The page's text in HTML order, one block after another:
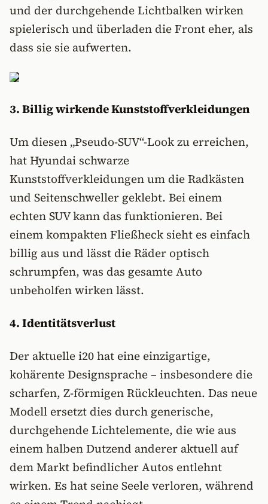
und der durchgehende Lichtbalken wirken
spielerisch und überladen die Front eher, als
dass sie sie aufwerten.
3. Billig wirkende Kunststoffverkleidungen
Um diesen „Pseudo-SUV“-Look zu erreichen,
hat Hyundai schwarze
Kunststoffverkleidungen um die Radkästen
und Seitenschweller geklebt. Bei einem
echten SUV kann das funktionieren. Bei
einem kompakten Fließheck sieht es einfach
billig aus und lässt die Räder optisch
schrumpfen, was das gesamte Auto
unbeholfen wirken lässt.
4. Identitätsverlust
Der aktuelle i20 hat eine einzigartige,
kohärente Designsprache – insbesondere die
scharfen, Z-förmigen Rückleuchten. Das neue
Modell ersetzt dies durch generische,
durchgehende Lichtelemente, die wie aus
einem halben Dutzend anderer aktuell auf
dem Markt befindlicher Autos entlehnt
wirken. Es hat seine Seele verloren, während